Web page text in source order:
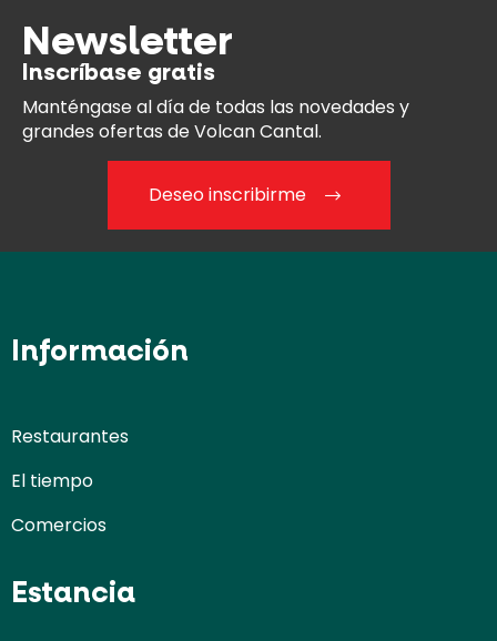
Newsletter
Inscríbase gratis
Manténgase al díade todas las novedades y
grandes ofertas de Volcan Cantal.
Deseo inscribirme
Información
Restaurantes
El tiempo
Comercios
Estancia